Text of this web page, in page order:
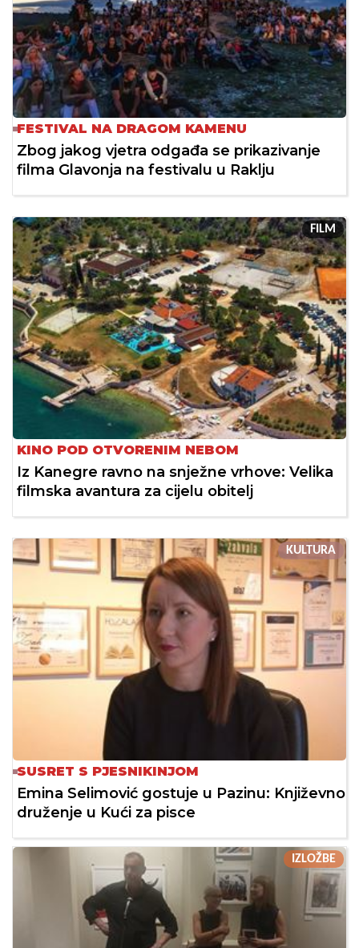
FESTIVAL NA DRAGOM KAMENU
Zbog jakog vjetra odgađa se prikazivanje
filma Glavonja na festivalu u Raklju
FILM
KINO POD OTVORENIM NEBOM
Iz Kanegre ravno na snježne vrhove: Velika
filmska avantura za cijelu obitelj
KULTURA
SUSRET S PJESNIKINJOM
Emina Selimović gostuje u Pazinu: Književno
druženje u Kući za pisce
IZLOŽBE